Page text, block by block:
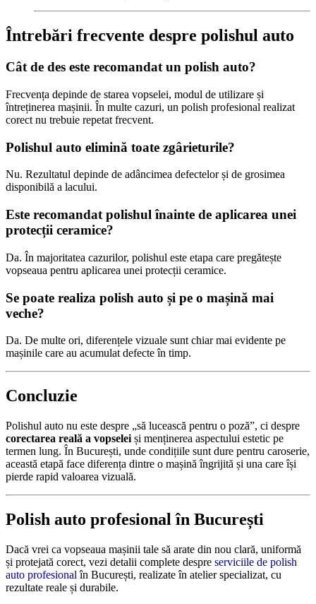
Întrebări frecvente despre polishul auto
Cât de des este recomandat un polish auto?
Frecvența depinde de starea vopselei, modul de utilizare și
întreținerea mașinii. În multe cazuri, un polish profesional realizat
corect nu trebuie repetat frecvent.
Polishul auto elimină toate zgârieturile?
Nu. Rezultatul depinde de adâncimea defectelor și de grosimea
disponibilă a lacului.
Este recomandat polishul înainte de aplicarea unei
protecții ceramice?
Da. În majoritatea cazurilor, polishul este etapa care pregătește
vopseaua pentru aplicarea unei protecții ceramice.
Se poate realiza polish auto și pe o mașină mai
veche?
Da. De multe ori, diferențele vizuale sunt chiar mai evidente pe
mașinile care au acumulat defecte în timp.
Concluzie
Polishul auto nu este despre „să lucească pentru o poză”, ci despre
corectarea reală a vopselei și menținerea aspectului estetic pe
termen lung. În București, unde condițiile sunt dure pentru caroserie,
această etapă face diferența dintre o mașină îngrijită și una care își
pierde rapid valoarea vizuală.
Polish auto profesional în București
Dacă vrei ca vopseaua mașinii tale să arate din nou clară, uniformă
și protejată corect, vezi detalii complete despre serviciile de polish
auto profesional în București, realizate în atelier specializat, cu
rezultate reale și durabile.